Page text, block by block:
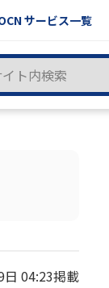
サービス一覧
04:23掲載